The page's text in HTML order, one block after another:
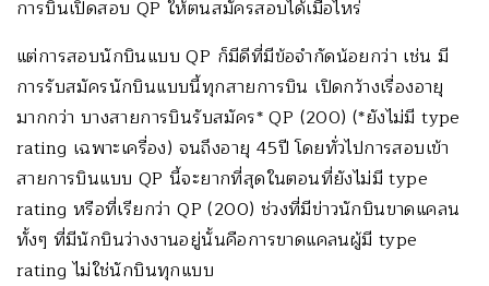
การบินเปิดสอบ QP ให้ตนสมัครสอบได้เมื่อไหร่
แต่การสอบนักบินแบบ QP ก็มีดีที่มีข้อจำกัดน้อยกว่า เช่น มี
การรับสมัครนักบินแบบนี้ทุกสายการบิน เปิดกว้างเรื่องอายุ
มากกว่า บางสายการบินรับสมัคร* QP (200) (*ยังไม่มี type
rating เฉพาะเครื่อง) จนถึงอายุ 45ปี โดยทั่วไปการสอบเข้า
สายการบินแบบ QP นี้จะยากที่สุดในตอนที่ยังไม่มี type
rating หรือที่เรียกว่า QP (200) ช่วงที่มีข่าวนักบินขาดแคลน
ทั้งๆ ที่มีนักบินว่างงานอยู่นั้นคือการขาดแคลนผู้มี type
rating ไม่ใช่นักบินทุกแบบ